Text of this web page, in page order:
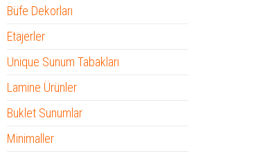
Büfe Dekorları
Etajerler
Unique Sunum Tabakları
Lamine Ürünler
Buklet Sunumlar
Minimaller